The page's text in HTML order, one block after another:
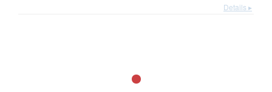
Details ▸